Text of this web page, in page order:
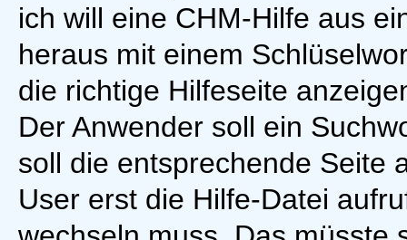
ich will eine CHM-Hilfe aus
heraus mit einem
die richtige Hilfeseite
Der Anwender soll ein
soll die entsprechende Seite
User erst die Hilfe-Datei